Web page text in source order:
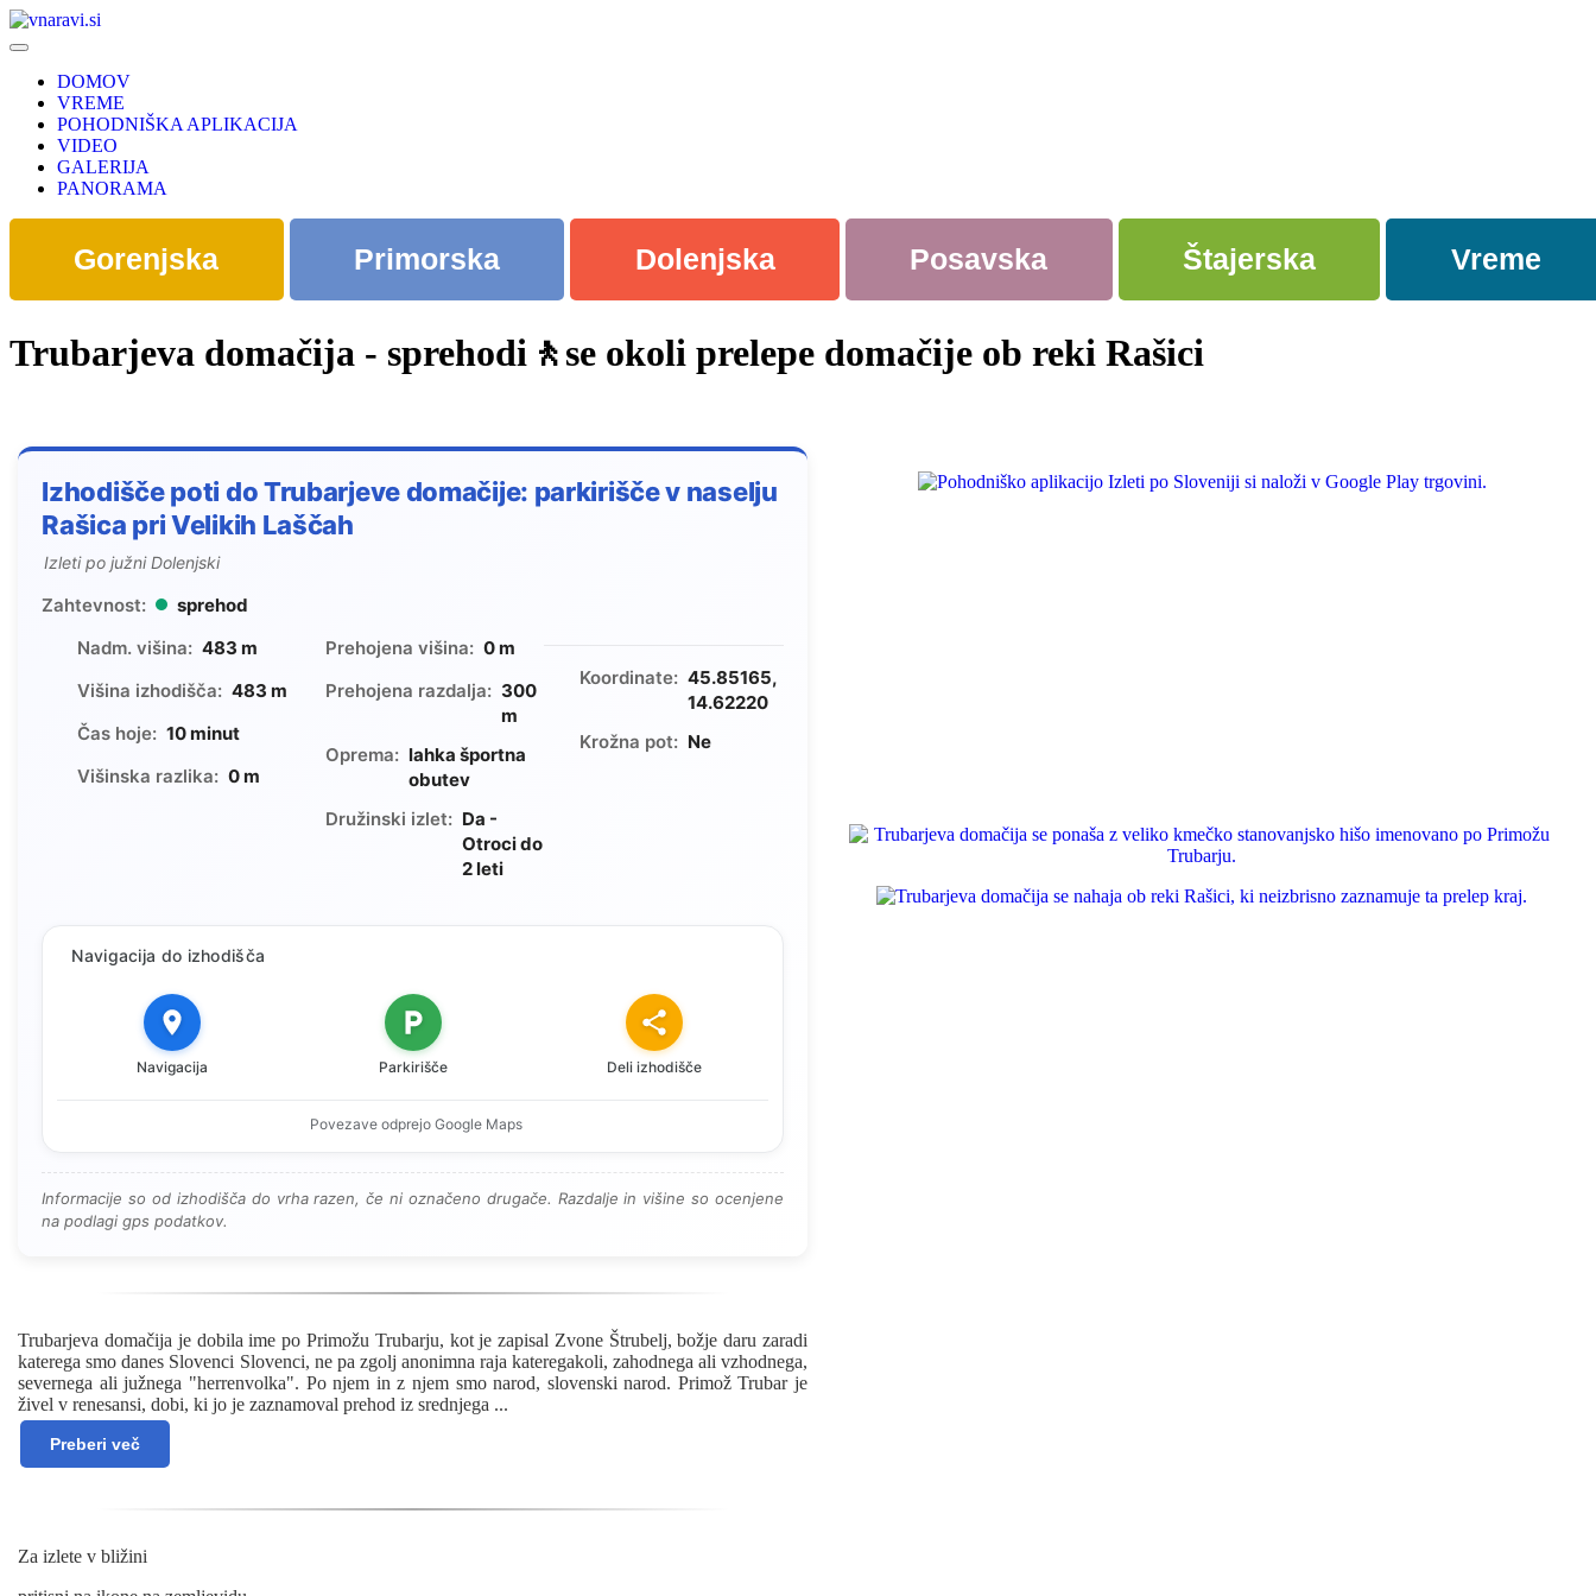
DOMOV
VREME
POHODNIŠKA APLIKACIJA
VIDEO
GALERIJA
PANORAMA
Gorenjska Primorska Dolenjska Posavska Štajerska Vreme
Trubarjeva domačija - sprehodi🚶se okoli prelepe domačije ob reki Rašici
Izhodišče poti do Trubarjeve domačije: parkirišče v naselju
Rašica pri Velikih Laščah
Izleti po južni Dolenjski
Zahtevnost:
sprehod
Nadm. višina: 483 m
Višina izhodišča: 483 m
Čas hoje: 10 minut
Višinska razlika: 0 m
Prehojena višina: 0 m
Prehojena razdalja: 300
m
Oprema: lahka športna
obutev
Družinski izlet: Da -
Otroci do
2 leti
Koordinate: 45.85165,
14.62220
Krožna pot: Ne
Navigacija do izhodišča
Navigacija Parkirišče Deli izhodišče
Povezave odprejo Google Maps
Informacije so od izhodišča do vrha razen, če ni označeno drugače. Razdalje in višine so ocenjene
na podlagi gps podatkov.
Trubarjeva domačija je dobila ime po Primožu Trubarju, kot je zapisal Zvone Štrubelj, božje daru zaradi
katerega smo danes Slovenci Slovenci, ne pa zgolj anonimna raja kateregakoli, zahodnega ali vzhodnega,
severnega ali južnega "herrenvolka". Po njem in z njem smo narod, slovenski narod. Primož Trubar je
živel v renesansi, dobi, ki jo je zaznamoval prehod iz srednjega ...
Preberi več
Za izlete v bližini